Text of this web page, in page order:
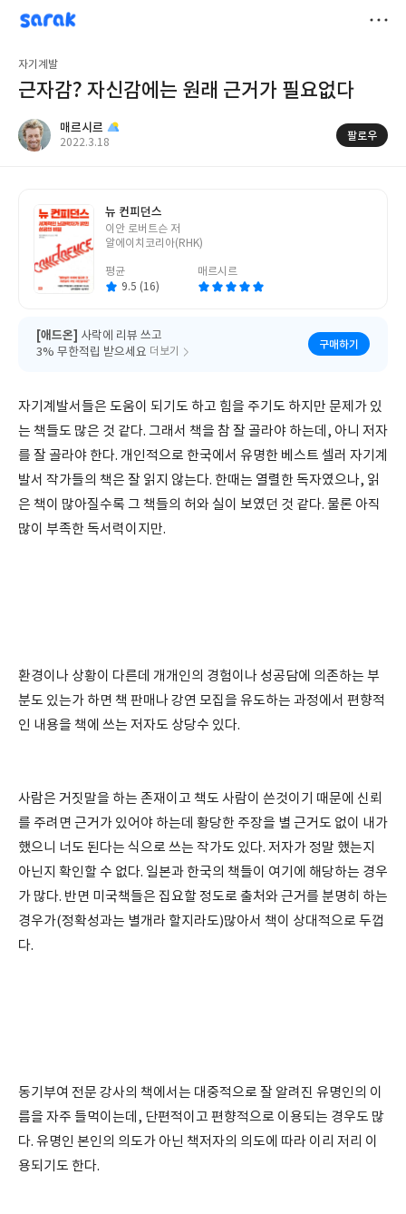
sarak
매르시르
자기계발
근자감? 자신감에는 원래 근거가 필요없다
매르시르
작
2022.3.18
팔로우
뉴 컨피던스
글
쓴
이안 로버트슨 저
알에이치코리아(RHK)
평균
9.5 (16)
매르시르
[애드온] 사락에 리뷰 쓰고
3% 무한적립 받으세요 더보기
구매하기
자기계발서들은 도움이 되기도 하고 힘을 주기도 하지만 문제가 있
는 책들도 많은 것 같다. 그래서 책을 참 잘 골라야 하는데, 아니 저자
를 잘 골라야 한다. 개인적으로 한국에서 유명한 베스트 셀러 자기계
발서 작가들의 책은 잘 읽지 않는다. 한때는 열렬한 독자였으나, 읽
은 책이 많아질수록 그 책들의 허와 실이 보였던 것 같다. 물론 아직
많이 부족한 독서력이지만.
환경이나 상황이 다른데 개개인의 경험이나 성공담에 의존하는 부
분도 있는가 하면 책 판매나 강연 모집을 유도하는 과정에서 편향적
인 내용을 책에 쓰는 저자도 상당수 있다.
사람은 거짓말을 하는 존재이고 책도 사람이 쓴것이기 때문에 신뢰
를 주려면 근거가 있어야 하는데 황당한 주장을 별 근거도 없이 내가
했으니 너도 된다는 식으로 쓰는 작가도 있다. 저자가 정말 했는지
아닌지 확인할 수 없다. 일본과 한국의 책들이 여기에 해당하는 경우
가 많다. 반면 미국책들은 집요할 정도로 출처와 근거를 분명히 하는
경우가(정확성과는 별개라 할지라도)많아서 책이 상대적으로 두껍
다.
동기부여 전문 강사의 책에서는 대중적으로 잘 알려진 유명인의 이
름을 자주 들먹이는데, 단편적이고 편향적으로 이용되는 경우도 많
다. 유명인 본인의 의도가 아닌 책저자의 의도에 따라 이리 저리 이
용되기도 한다.